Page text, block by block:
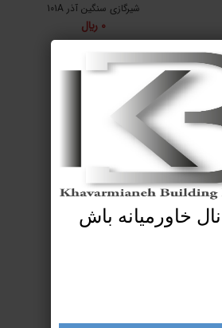
شیرگازی سنگین آذر 101A
0 ﷼
خاورمیانه باش